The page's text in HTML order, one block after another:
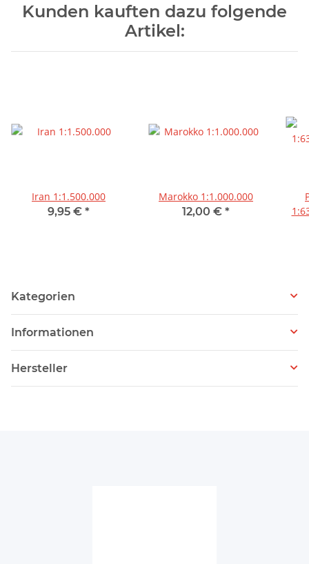
Kunden kauften dazu folgende
Artikel:
Iran 1:1.500.000
9,95 € *
Marokko 1:1.000.000
12,00 € *
Kategorien
Informationen
Hersteller